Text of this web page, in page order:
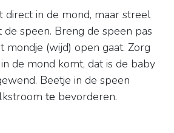
direct in de mond, maar streel
speen. Breng de speen pas
mondje (wijd) open gaat. Zorg
de mond komt, dat is de baby
Beetje in de speen
te bevorderen.